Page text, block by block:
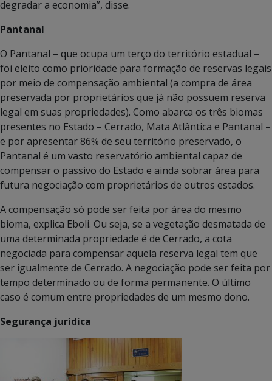
degradar a economia”, disse.
Pantanal
O Pantanal – que ocupa um terço do território estadual –
foi eleito como prioridade para formação de reservas legais
por meio de compensação ambiental (a compra de área
preservada por proprietários que já não possuem reserva
legal em suas propriedades). Como abarca os três biomas
presentes no Estado – Cerrado, Mata Atlântica e Pantanal –
e por apresentar 86% de seu território preservado, o
Pantanal é um vasto reservatório ambiental capaz de
compensar o passivo do Estado e ainda sobrar área para
futura negociação com proprietários de outros estados.
A compensação só pode ser feita por área do mesmo
bioma, explica Eboli. Ou seja, se a vegetação desmatada de
uma determinada propriedade é de Cerrado, a cota
negociada para compensar aquela reserva legal tem que
ser igualmente de Cerrado. A negociação pode ser feita por
tempo determinado ou de forma permanente. O último
caso é comum entre propriedades de um mesmo dono.
Segurança jurídica